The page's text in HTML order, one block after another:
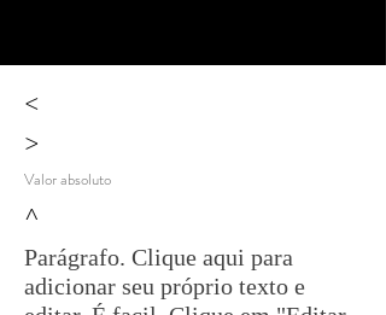
<
>
Valor absoluto
^
Parágrafo. Clique aqui para
adicionar seu próprio texto e